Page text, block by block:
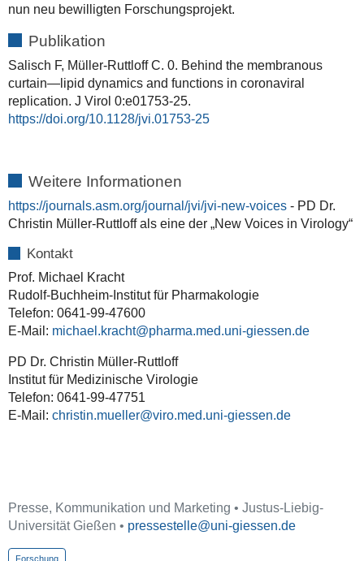
nun neu bewilligten Forschungsprojekt.
Publikation
Salisch F, Müller-Ruttloff C. 0. Behind the membranous
curtain—lipid dynamics and functions in coronaviral
replication. J Virol 0:e01753-25.
https://doi.org/10.1128/jvi.01753-25
Weitere Informationen
https://journals.asm.org/journal/jvi/jvi-new-voices- PD Dr.
Christin Müller-Ruttloff als eine der „New Voices in Virology“
Kontakt
Prof. Michael Kracht
Rudolf-Buchheim-Institut für Pharmakologie
Telefon: 0641-99-47600
E-Mail: michael.kracht
PD Dr. Christin Müller-Ruttloff
Institut für Medizinische Virologie
Telefon: 0641-99-47751
E-Mail: christin.mueller
Presse, Kommunikation und Marketing • Justus-Liebig-
Universität Gießen • pressestelle
Forschung